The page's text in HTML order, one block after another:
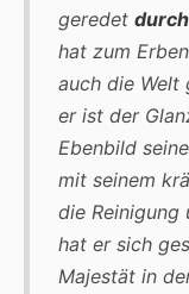
geredet
hat zum
auch die Welt
er ist der
Ebenbild
mit seinem
die Reinigung
hat er sich
Majestät in